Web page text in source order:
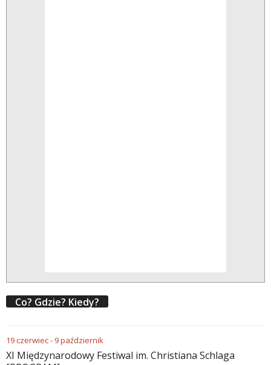
Co? Gdzie? Kiedy?
19czerwiec- 9październik
XI Międzynarodowy Festiwal im. Christiana Schlaga